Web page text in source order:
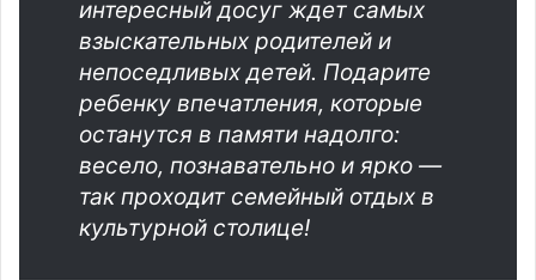
интересный досуг ждет самых
взыскательных родителей и
непоседливых детей. Подарите
ребенку впечатления, которые
останутся в памяти надолго:
весело, познавательно и ярко —
так проходит семейный отдых в
культурной столице!